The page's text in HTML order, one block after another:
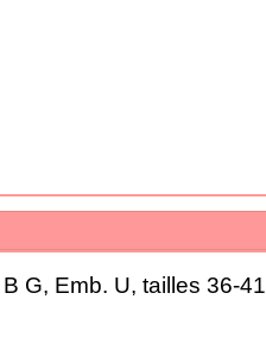
G, Emb. U, tailles 36-41